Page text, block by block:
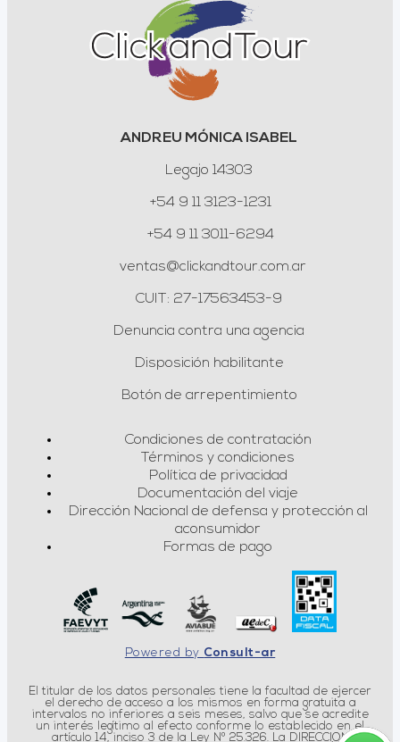
ANDREU MÓNICA ISABEL
Legajo 14303
+54 9 11 3123-1231
+54 9 11 3011-6294
ventas@clickandtour.com.ar
CUIT: 27-17563453-9
Denuncia contra una agencia
Disposición habilitante
Botón de arrepentimiento
Condiciones de contratación
Términos y condiciones
Política de privacidad
Documentación del viaje
Dirección Nacional de defensa y protección al
aconsumidor
Formas de pago
Powered by Consult-ar
El titular de los datos personales tiene la facultad de ejercer
el derecho de acceso a los mismos en forma gratuita a
intervalos no inferiores a seis meses, salvo que se acredite
un interés legítimo al efecto conforme lo establecido en el
artículo 14, inciso 3 de la Ley Nº 25.326. La DIRECCION